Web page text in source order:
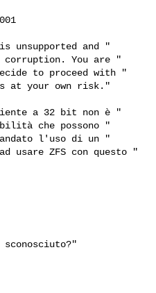
unsupported and "
You are "
to proceed with "
at your own risk."
a 32 bit non è "
che possono "
l'uso di un "
usare ZFS con questo "